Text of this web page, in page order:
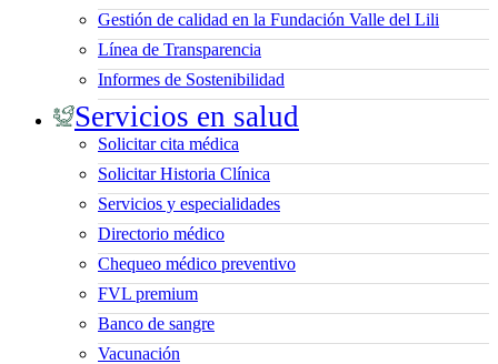
Gestión de calidad en la Fundación Valle del Lili
Línea de Transparencia
Informes de Sostenibilidad
Servicios en salud
Solicitar cita médica
Solicitar Historia Clínica
Servicios y especialidades
Directorio médico
Chequeo médico preventivo
FVL premium
Banco de sangre
Vacunación